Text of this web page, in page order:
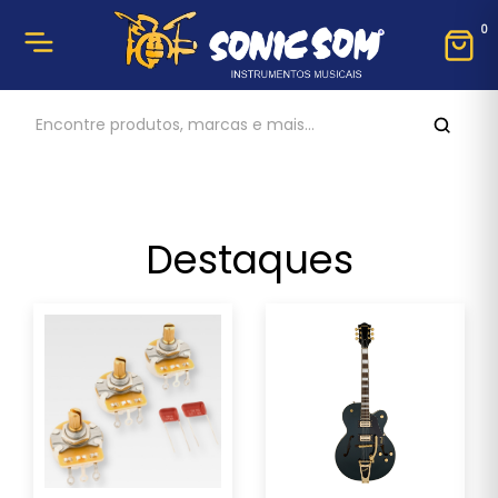
0
Destaques